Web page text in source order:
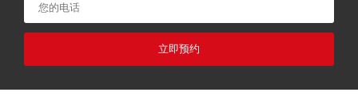
立即预约